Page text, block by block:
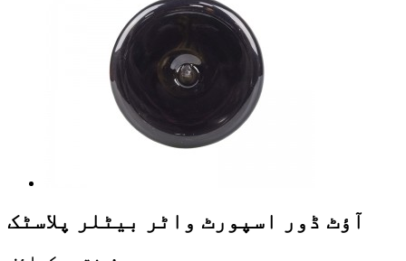
آؤٹ ڈور اسپورٹ واٹر بیٹلر پلاسٹک